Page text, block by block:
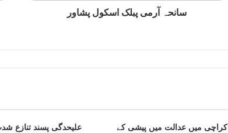
سانحہ آرمی پبلک اسکول پشاور
علیحدگی پسند تنازع
کراچی میں عدالت میں پیشی کے